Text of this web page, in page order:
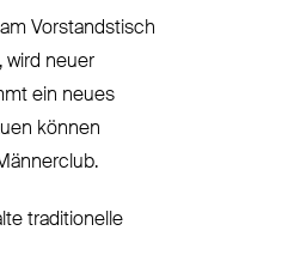
Vorstandstisch
wird neuer
ein neues
können
traditionelle